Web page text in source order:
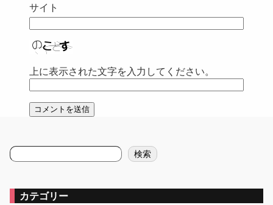
サイト
上に表示された文字を入力してください。
検
索
検索
カテゴリー